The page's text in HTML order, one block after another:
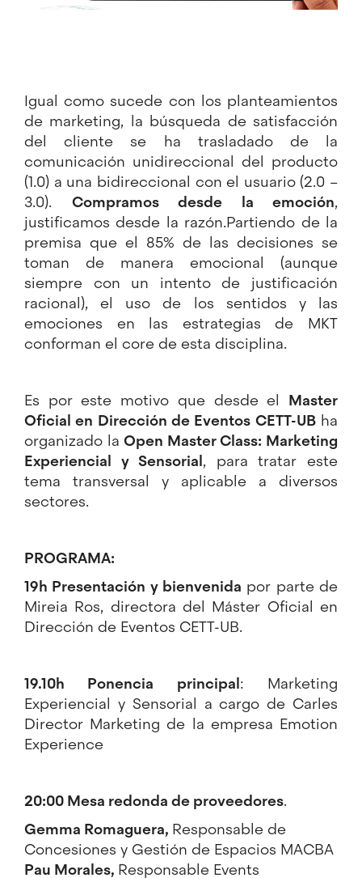
Igual como sucede con los planteamientos
de marketing, la búsqueda de satisfacción
del cliente se ha trasladado de la
comunicación unidireccional del producto
(1.0) a una bidireccional con el usuario (2.0 –
3.0). Compramos desde la emoción,
justificamos desde la razón.Partiendo de la
premisa que el 85% de las decisiones se
toman de manera emocional (aunque
siempre con un intento de justificación
racional), el uso de los sentidos y las
emociones en las estrategias de MKT
conforman el core de esta disciplina.
Es por este motivo que desde el Master
Oficial en Dirección de Eventos CETT-UBha
organizado laOpen Master Class: Marketing
Experiencial y Sensorial, para tratar este
tema transversal y aplicable a diversos
sectores.
PROGRAMA:
19h Presentación y bienvenida por parte de
Mireia Ros, directora del Máster Oficial en
Dirección de Eventos CETT-UB.
19.10h Ponencia principal: Marketing
Experiencial y Sensorial a cargo de Carles
Director Marketing de la empresa Emotion
Experience
20:00 Mesa redonda de proveedores.
Gemma Romaguera, Responsable de
Concesiones y Gestión de Espacios MACBA
Pau Morales, Responsable Events